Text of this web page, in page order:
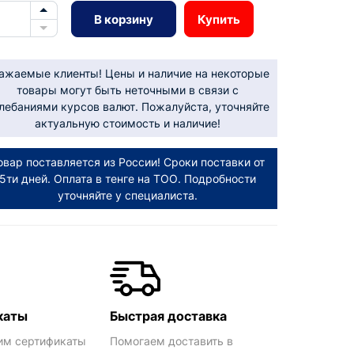
В корзину Купить
клиенты! Цены и наличие на некоторые
товары могут быть неточными в связи с
курсов валют. Пожалуйста, уточняйте
актуальную стоимость и наличие!
поставляется из России! Сроки поставки от
5ти дней. Оплата в тенге на ТОО. Подробности
уточняйте у специалиста.
сертификаты
Быстрая доставка
Помогаем доставить в